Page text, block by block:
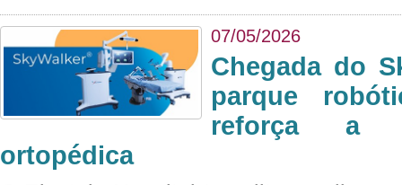
07/05/2026
Chegada do
parque
reforça a
ortopédica